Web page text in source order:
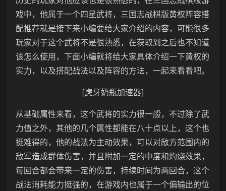
戏中，他属于一个四星武将，三国志战棋版黄权阵容搭
配推荐就是接下来小编要给大家介绍的内容，可能很多
玩家对于这个武将不是很熟悉，在获取到之后也不知道
该怎么使用，下面小编就将给大家具体介绍一下黄权的
实力，以及搭配战法以及阵容的方法，一起来看看吧。
[虎牙奶瓶加速器]
从基础属性来看，这个武将的实力很一般，不过除了武
力值之外，其他的几个属性都能在八十点以上，这个也
挺难得的，他的战法为主动效果，可以对敌方范围内的
敌军造成群体伤害，并且附加一定的中度和灼烧效果，
每回合都会带来一定的伤害，持续时间为两回合，这个
战法消耗能力挺强的，在游戏内也属于一个偏输出的位